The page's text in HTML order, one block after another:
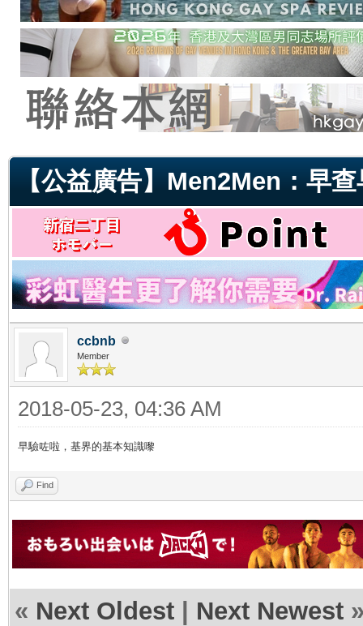
【公益廣告】Men2Men：早
ccbnb
Member
2018-05-23, 04:36 AM
早驗咗啦，基界的基本知識嚟
Find
« Next Oldest | Next Newest